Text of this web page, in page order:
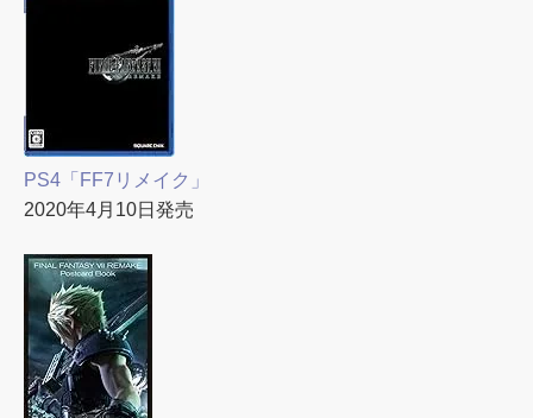
PS4「FF7リメイク」
2020年4月10日発売